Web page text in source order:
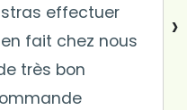
effectuer
fait chez nous
très bon
›